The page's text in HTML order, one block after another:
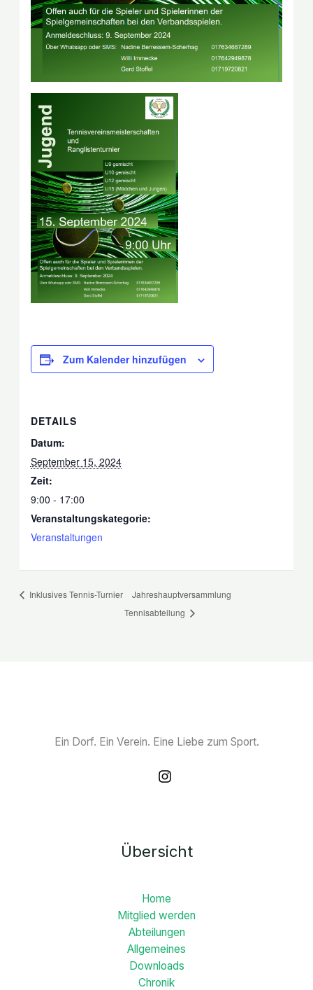
Zum Kalender hinzufügen
DETAILS
Datum:
September 15, 2024
Zeit:
9:00 - 17:00
Veranstaltungskategorie:
Veranstaltungen
Inklusives Tennis-Turnier
Jahreshauptversammlung
Tennisabteilung
Ein Dorf. Ein Verein. Eine Liebe zum Sport.
Übersicht
Home
Mitglied werden
Abteilungen
Allgemeines
Downloads
Chronik